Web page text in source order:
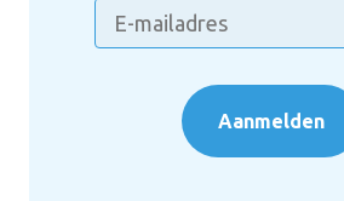
Aanmelden